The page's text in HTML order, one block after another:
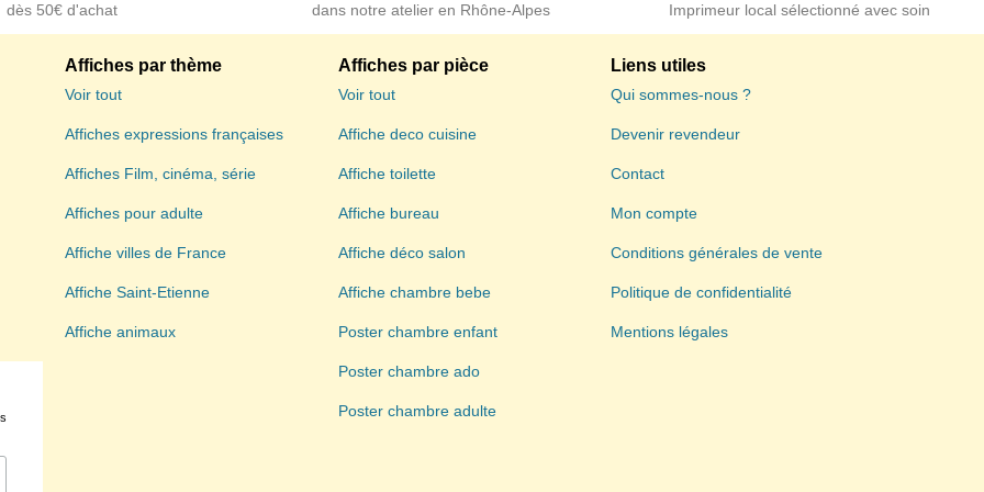
dès 50€ d'achat dans notre atelier en Rhône-Alpes Imprimeur local sélectionné avec soin
Affiches par thème
Voir tout
Affiches expressions françaises
Affiches Film, cinéma, série
Affiches pour adulte
Affiche villes de France
Affiche Saint-Etienne
Affiche animaux
Affiches par pièce
Voir tout
Affiche deco cuisine
Affiche toilette
Affiche bureau
Affiche déco salon
Affiche chambre bebe
Poster chambre enfant
Poster chambre ado
Poster chambre adulte
Liens utiles
Qui sommes-nous ?
Devenir revendeur
Contact
Mon compte
Conditions générales de vente
Politique de confidentialité
Mentions légales